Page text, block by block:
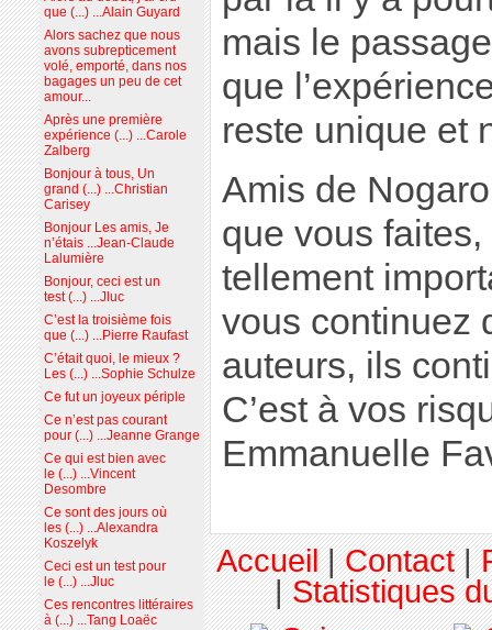
mais le
que
reste unique et
Amis de
que vous faites,
tellement
vous continuez
auteurs, ils
C’est à vos
Emmanuelle
que (...) ...Alain Guyard
Alors sachez que nous
avons subrepticement
volé, emporté, dans nos
bagages un peu de cet
amour...
Après une première
expérience (...) ...Carole
Zalberg
Bonjour à tous, Un
grand (...) ...Christian
Carisey
Bonjour Les amis, Je
n’étais ...Jean-Claude
Lalumière
Bonjour, ceci est un
test (...) ...Jluc
C’est la troisième fois
que (...) ...Pierre Raufast
C’était quoi, le mieux ?
Les (...) ...Sophie Schulze
Ce fut un joyeux périple
Ce n’est pas courant
pour (...) ...Jeanne Grange
Ce qui est bien avec
le (...) ...Vincent
Desombre
Ce sont des jours où
les (...) ...Alexandra
Koszelyk
Ceci est un test pour
le (...) ...Jluc
Ces rencontres littéraires
à (...) ...Tang Loaëc
Accueil|Contact|
|Statistiques